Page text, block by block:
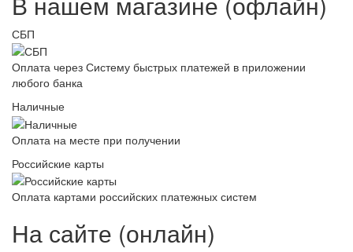
СБП
Оплата через Систему быстрых платежей в приложении
любого банка
Наличные
Оплата на месте при получении
Российские карты
Оплата картами российских платежных систем
На сайте (онлайн)